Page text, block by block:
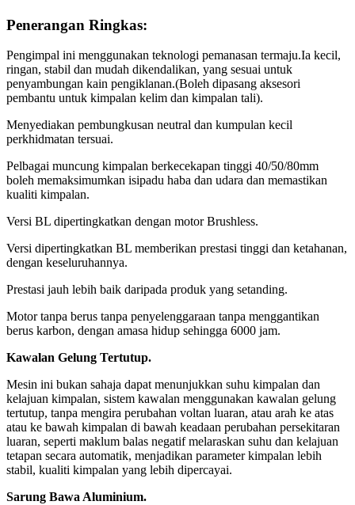
Penerangan Ringkas:
Pengimpal ini menggunakan teknologi pemanasan termaju.Ia kecil,
ringan, stabil dan mudah dikendalikan, yang sesuai untuk
penyambungan kain pengiklanan.(Boleh dipasang aksesori
pembantu untuk kimpalan kelim dan kimpalan tali).
Menyediakan pembungkusan neutral dan kumpulan kecil
perkhidmatan tersuai.
Pelbagai muncung kimpalan berkecekapan tinggi 40/50/80mm
boleh memaksimumkan isipadu haba dan udara dan memastikan
kualiti kimpalan.
Versi BL dipertingkatkan dengan motor Brushless.
Versi dipertingkatkan BL memberikan prestasi tinggi dan ketahanan,
dengan keseluruhannya.
Prestasi jauh lebih baik daripada produk yang setanding.
Motor tanpa berus tanpa penyelenggaraan tanpa menggantikan
berus karbon, dengan amasa hidup sehingga 6000 jam.
Kawalan Gelung Tertutup.
Mesin ini bukan sahaja dapat menunjukkan suhu kimpalan dan
kelajuan kimpalan, sistem kawalan menggunakan kawalan gelung
tertutup, tanpa mengira perubahan voltan luaran, atau arah ke atas
atau ke bawah kimpalan di bawah keadaan perubahan persekitaran
luaran, seperti maklum balas negatif melaraskan suhu dan kelajuan
tetapan secara automatik, menjadikan parameter kimpalan lebih
stabil, kualiti kimpalan yang lebih dipercayai.
Sarung Bawa Aluminium.